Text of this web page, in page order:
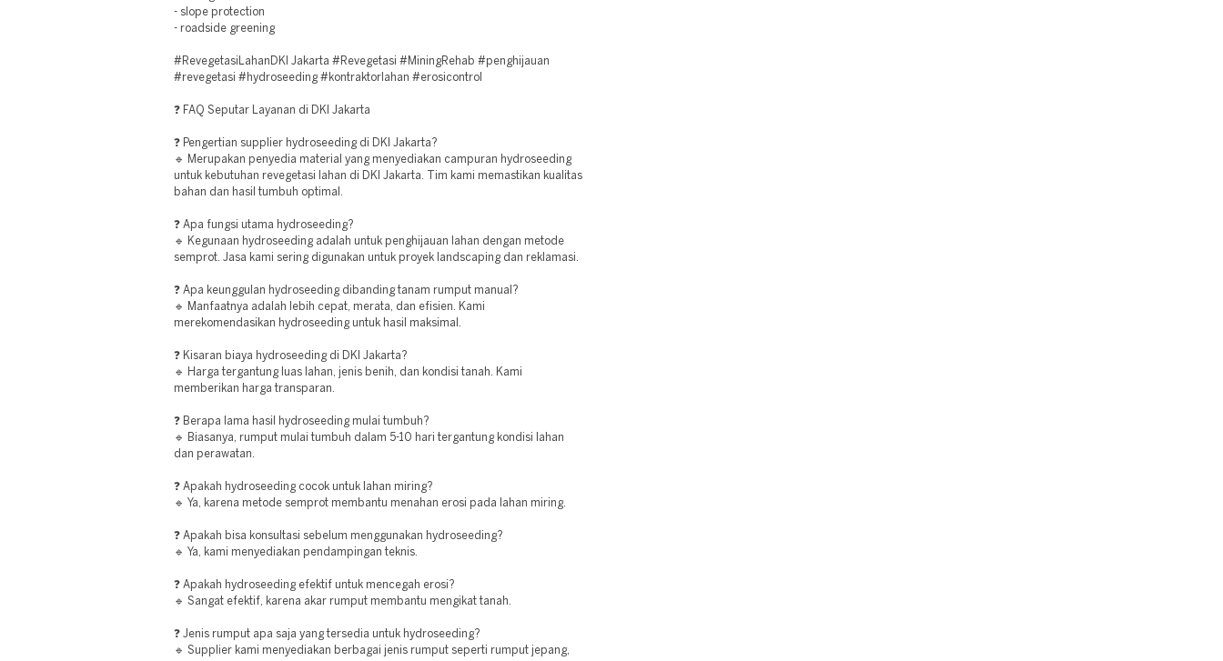
- slope protection
- roadside greening
#RevegetasiLahanDKI Jakarta #Revegetasi #MiningRehab #penghijauan
#revegetasi #hydroseeding #kontraktorlahan #erosicontrol
❓ FAQ Seputar Layanan di DKI Jakarta
❓ Pengertian supplier hydroseeding di DKI Jakarta?
🔹 Merupakan penyedia material yang menyediakan campuran hydroseeding
untuk kebutuhan revegetasi lahan di DKI Jakarta. Tim kami memastikan kualitas
bahan dan hasil tumbuh optimal.
❓ Apa fungsi utama hydroseeding?
🔹 Kegunaan hydroseeding adalah untuk penghijauan lahan dengan metode
semprot. Jasa kami sering digunakan untuk proyek landscaping dan reklamasi.
❓ Apa keunggulan hydroseeding dibanding tanam rumput manual?
🔹 Manfaatnya adalah lebih cepat, merata, dan efisien. Kami
merekomendasikan hydroseeding untuk hasil maksimal.
❓ Kisaran biaya hydroseeding di DKI Jakarta?
🔹 Harga tergantung luas lahan, jenis benih, dan kondisi tanah. Kami
memberikan harga transparan.
❓ Berapa lama hasil hydroseeding mulai tumbuh?
🔹 Biasanya, rumput mulai tumbuh dalam 5-10 hari tergantung kondisi lahan
dan perawatan.
❓ Apakah hydroseeding cocok untuk lahan miring?
🔹 Ya, karena metode semprot membantu menahan erosi pada lahan miring.
❓ Apakah bisa konsultasi sebelum menggunakan hydroseeding?
🔹 Ya, kami menyediakan pendampingan teknis.
❓ Apakah hydroseeding efektif untuk mencegah erosi?
🔹 Sangat efektif, karena akar rumput membantu mengikat tanah.
❓ Jenis rumput apa saja yang tersedia untuk hydroseeding?
🔹 Supplier kami menyediakan berbagai jenis rumput seperti rumput jepang,